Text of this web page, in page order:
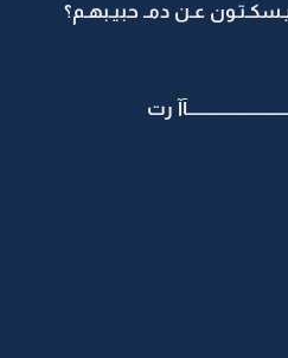
عـن دمـ حبيـبهـم؟
رت